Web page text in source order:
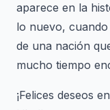
aparece en la
lo nuevo,
de una nación
mucho tiempo
¡Felices deseos